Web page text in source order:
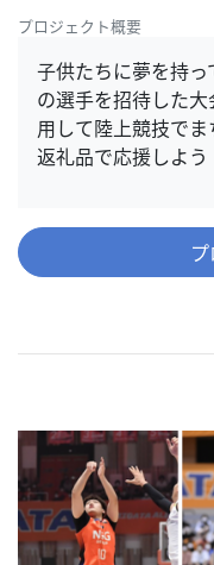
プロジェクト概要
子供たちに夢を持
の選手を招待した
用して陸上競技で
返礼品で応援しよう